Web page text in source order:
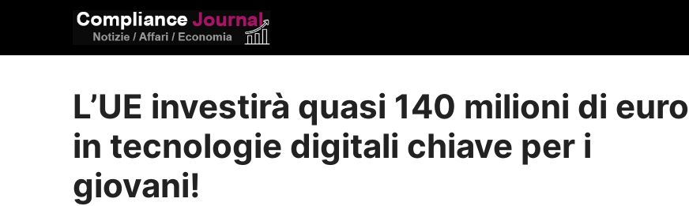
L’UE investirà quasi 140 milioni di euro
in tecnologie digitali chiave per i
giovani!